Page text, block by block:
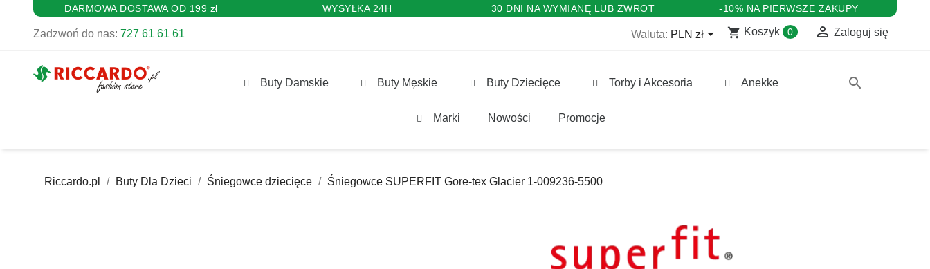
DARMOWA DOSTAWA OD 199 zł WYSYŁKA 24H 30 DNI NA WYMIANĘ LUB ZWROT -10% NA PIERWSZE ZAKUPY
Zadzwoń do nas: 727 61 61 61 Waluta: PLN zł shopping_cart Koszyk 0  Zaloguj się
Buty Damskie Buty Męskie Buty Dziecięce Torby i Akcesoria Anekke
Marki Nowości Promocje
search
Riccardo.pl Buty Dla Dzieci Śniegowce dziecięce Śniegowce SUPERFIT Gore-tex Glacier 1-009236-5500